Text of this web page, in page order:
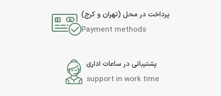
پرداخت در محل (تهران و کرج)
Payment methods
پشتیبانی در ساعات اداری
support in work time